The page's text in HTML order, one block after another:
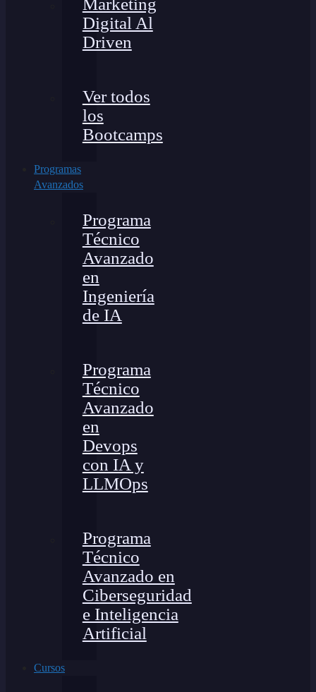
Digital Al
Driven
Ver todos
los
Bootcamps
Programas
Avanzados
Programa
Técnico
Avanzado
en
Ingeniería
de IA
Programa
Técnico
Avanzado
en
Devops
con IA y
LLMOps
Programa
Técnico
Avanzado en
Ciberseguridad
e Inteligencia
Artificial
Cursos